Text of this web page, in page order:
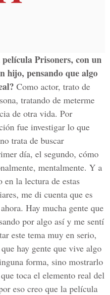
Prisoners, con un
hijo, pensando que algo
Como actor, trato de
tratando de meterme
de otra vida. Por
fue investigar lo que
trata de buscar
día, el segundo, cómo
mentalmente. Y a
la lectura de estas
me di cuenta que es
Hay mucha gente que
por algo así y me sentí
este tema muy en serio,
hay gente que vive algo
forma, sino mostrarlo
toca el elemento real del
eso creo que la película